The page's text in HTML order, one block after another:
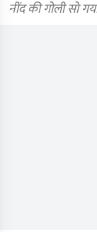
नींद की गोली सो